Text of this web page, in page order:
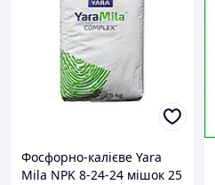
Фосфорно-калієве Yara
Mila NPK 8-24-24 мішок 25